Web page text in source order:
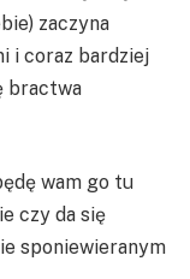
zaczyna
i coraz bardziej
bractwa
wam go tu
czy da się
sponiewieranym